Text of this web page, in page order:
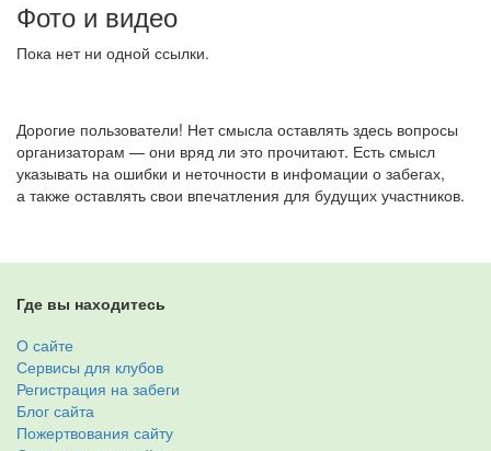
Фото и видео
Пока нет ни одной ссылки.
Дорогие пользователи! Нет смысла оставлять здесь вопросы
организаторам — они вряд ли это прочитают. Есть смысл
указывать на ошибки и неточности в инфомации о забегах,
а также оставлять свои впечатления для будущих участников.
Где вы находитесь
О сайте
Сервисы для клубов
Регистрация на забеги
Блог сайта
Пожертвования сайту